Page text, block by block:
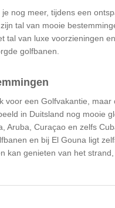
nog meer, tijdens een
tal van mooie
tal van luxe voorzieningen
golfbanen.
een Golfvakantie,
in Duitsland nog
Aruba, Curaçao en zelfs
en bij El Gouna ligt
genieten van het